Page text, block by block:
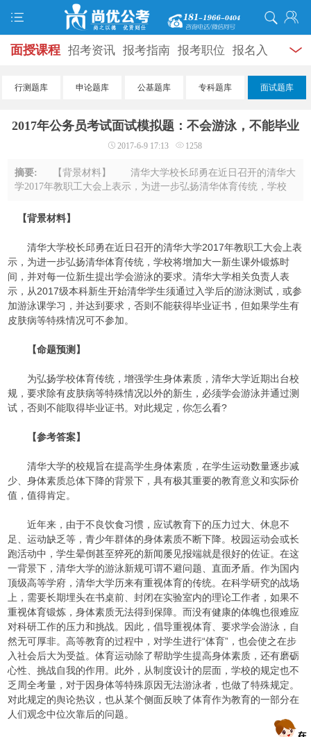
面授课程 招考资讯 报考指南 报考职位 报名入
口 打准考证 成绩查询 面试公告 录用公示 辅导
学员风采 名师团队
服务信息
行测题库 申论题库 公基题库 专科题库 面试题库
2017年公务员考试面试模拟题：不会游泳，不能毕业
2017-6-9 17:13 1258
摘要:
【背景材料】 清华大学校长邱勇在近日召开的清华大
学2017年教职工大会上表示，为进一步弘扬清华体育传统，学校
要求。清华大学相关负责人表示，从2017 ...
【背景材料】
清华大学校长邱勇在近日召开的清华大学2017年教职工大会上表
示，为进一步弘扬清华体育传统，学校将增加大一新生课外锻炼时
间，并对每一位新生提出学会游泳的要求。清华大学相关负责人表
示，从2017级本科新生开始清华学生须通过入学后的游泳测试，或参
加游泳课学习，并达到要求，否则不能获得毕业证书，但如果学生有
皮肤病等特殊情况可不参加。
【命题预测】
为弘扬学校体育传统，增强学生身体素质，清华大学近期出台校
规，要求除有皮肤病等特殊情况以外的新生，必须学会游泳并通过测
试，否则不能取得毕业证书。对此规定，你怎么看?
【参考答案】
清华大学的校规旨在提高学生身体素质，在学生运动数量逐步减
少、身体素质总体下降的背景下，具有极其重要的教育意义和实际价
值，值得肯定。
近年来，由于不良饮食习惯，应试教育下的压力过大、休息不
足、运动缺乏等，青少年群体的身体素质不断下降。校园运动会或长
跑活动中，学生晕倒甚至猝死的新闻屡见报端就是很好的佐证。在这
一背景下，清华大学的游泳新规可谓不避问题、直面矛盾。作为国内
顶级高等学府，清华大学历来有重视体育的传统。在科学研究的战场
上，需要长期埋头在书桌前、封闭在实验室内的理论工作者，如果不
重视体育锻炼，身体素质无法得到保障。而没有健康的体魄也很难应
对科研工作的压力和挑战。因此，倡导重视体育、要求学会游泳，自
然无可厚非。高等教育的过程中，对学生进行“体育”，也会使之在步
入社会后大为受益。体育运动除了帮助学生提高身体素质，还有磨砺
心性、挑战自我的作用。此外，从制度设计的层面，学校的规定也不
乏周全考量，对于因身体等特殊原因无法游泳者，也做了特殊规定。
对此规定的舆论热议，也从某个侧面反映了体育作为教育的一部分在
人们观念中位次靠后的问题。